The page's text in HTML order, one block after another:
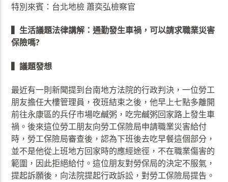
特別來賓：台北地檢 蕭奕弘檢察官
▍生活議題法律講解：通勤發生車禍，可以請求職業災害
保險嗎?
▍議題發想
最近有一則新聞提到台南地方法院的行政判決，一位勞工
朋友擔任大樓管理員，夜班結束之後，他早上七點多離開
前往永康區的兵仔市場吃鹹粥，吃完鹹粥回家路上發生車
禍。後來這位勞工朋友向勞工保險局申請職業災害給付
時，勞工保險局審查後，認為下班後去吃早餐這個部分，
並不是他從上班地方回家時的應經途徑，不在職業傷害的
範圍，因此拒絕給付。這位朋友對勞保局的決定不服氣，
提起訴願後，向法院提起行政訴訟，對勞工保險局提告。